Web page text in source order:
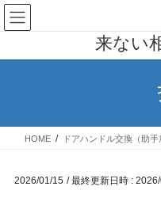
コ
ン
ン
ナ
ビ
ー
来ない
HOME ドアハンドル交換（助手
2026/01/15 / 最終更新日時 :